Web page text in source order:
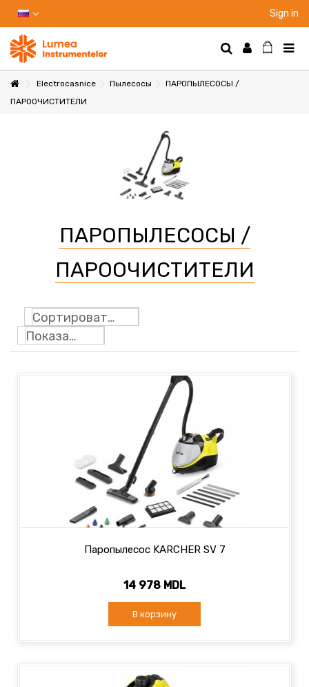
Sign in
Electrocasnice Пылесосы
ПАРОПЫЛЕСОСЫ /
ПАРООЧИСТИТЕЛИ
ПАРОПЫЛЕСОСЫ /
ПАРООЧИСТИТЕЛИ
Сортировать по
Показать: 24
Паропылесос KARCHER SV 7
14 978 MDL
В корзину